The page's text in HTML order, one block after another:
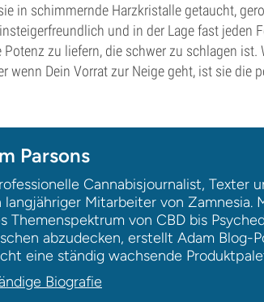
in schimmernde Harzkristalle getaucht,
und in der Lage fast jeden
zu liefern, die schwer zu schlagen ist.
wenn Dein Vorrat zur Neige geht, ist sie die
Parsons
Cannabisjournalist, Texter
langjähriger Mitarbeiter von Zamnesia.
Themenspektrum von CBD bis
abzudecken, erstellt Adam Blog-
eine ständig wachsende
Biografie